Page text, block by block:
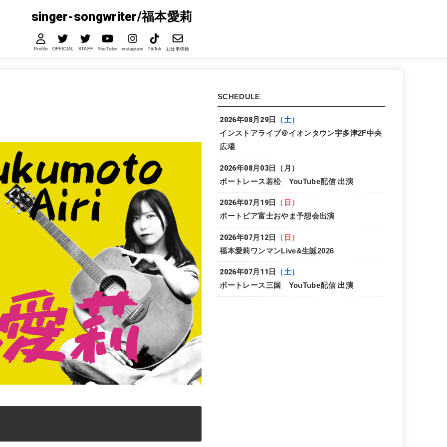
singer-songwriter/福本愛莉
Profile OFFICIAL STAFF YouTube instagram TikTok お仕事依頼
SCHEDULE
インストアライブ＠イオンタウン宇多津2F中央
広場
2026年08月29日 （土）
ボートレース若松 YouTube配信 出演
2026年08月03日 （月）
ボートピア富士おやま予想会出演
2026年07月19日 （日）
福本愛莉ワンマンLive&生誕2026
2026年07月12日 （日）
ボートレース三国 YouTube配信 出演
2026年07月11日 （土）